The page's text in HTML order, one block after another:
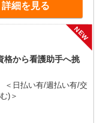
詳細を見る
NEW
から看護助手へ挑
日払い有/週払い有/交
)＞